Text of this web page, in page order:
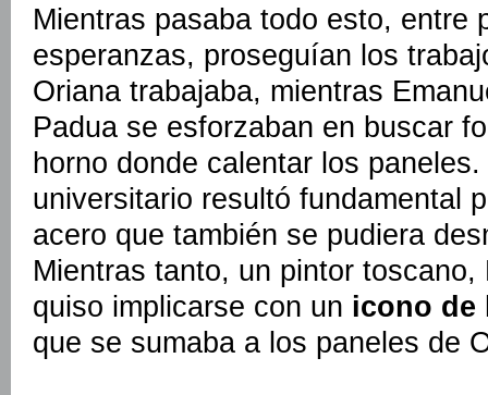
Mientras pasaba todo esto, entre
esperanzas, proseguían los
Oriana trabajaba, mientras
Padua se esforzaban en buscar
horno donde calentar los
universitario resultó fundamental
acero que también se pudiera
Mientras tanto, un pintor
quiso implicarse con un icono de
que se sumaba a los paneles de